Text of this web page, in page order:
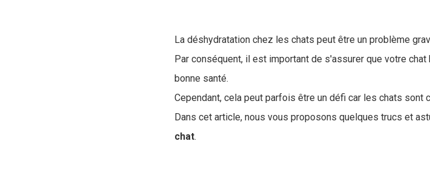
La déshydratation chez les chats peut être un problème
Par conséquent, il est important de s'assurer que votre
bonne santé.
Cependant, cela peut parfois être un défi car les chats sont
Dans cet article, nous vous proposons quelques trucs et
chat.